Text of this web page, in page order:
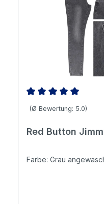
Durchschnittliche
(Ø Bewertung: 5.0)
Red Button
Farbe: Grau